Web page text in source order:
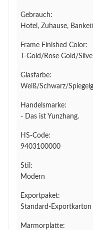
Gebrauch:
Hotel, Zuhause,
Frame Finished Color:
T-Gold/Rose Gold/
Glasfarbe:
Weiß/Schwarz/
Handelsmarke:
- Das ist Yunzhang.
HS-Code:
9403100000
Stil:
Modern
Exportpaket:
Standard-Exportkarton
Marmorplatte: